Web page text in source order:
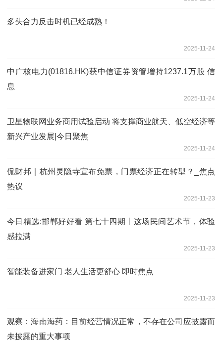
多头合力反击时机已经成熟！
2025-11-24
中广核电力(01816.HK)获中信证券资管增持1237.1万股 信
息
2025-11-24
卫星物联网业务商用试验启动 将支撑商业航天、低空经济等
新兴产业发展|今日聚焦
2025-11-24
侃财邦｜杭州灵隐寺宣布免票，门票经济正在转型？_焦点
热议
2025-11-23
今日精选:邯郸好好看 第七十四期丨这场民间艺术节，体验
感拉满
2025-11-23
智能装备进家门 老人生活更舒心 即时焦点
2025-11-23
观察：海南海药：目前经营情况正常，不存在公司应披露而
未披露的重大事项